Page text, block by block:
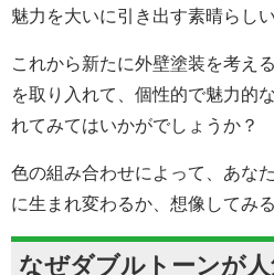
魅力を大いに引き出す素晴らし
これから新たに外壁塗装を考え
を取り入れて、個性的で魅力的
れてみてはいかがでしょうか？
色の組み合わせによって、あな
に生まれ変わるか、想像してみ
なぜダブルトーンが